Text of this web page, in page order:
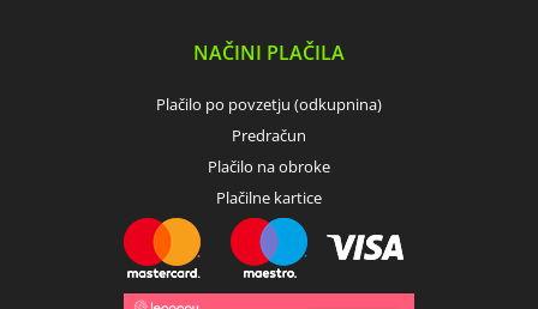
NAČINI PLAČILA
Plačilo po povzetju (odkupnina)
Predračun
Plačilo na obroke
Plačilne kartice